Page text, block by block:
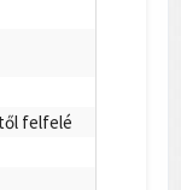
felfelé